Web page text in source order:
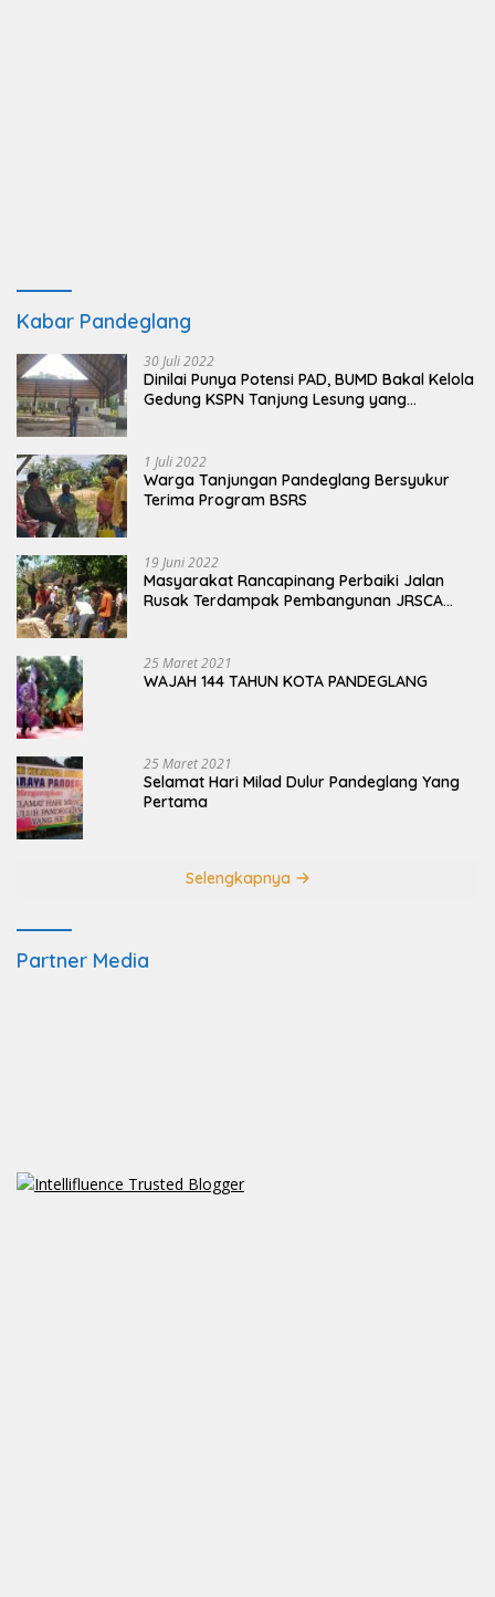
Kabar Pandeglang
30 Juli 2022
Dinilai Punya Potensi PAD, BUMD Bakal Kelola
Gedung KSPN Tanjung Lesung yang
1 Juli 2022
Warga Tanjungan Pandeglang Bersyukur
Terima Program BSRS
19 Juni 2022
Masyarakat Rancapinang Perbaiki Jalan
Rusak Terdampak Pembangunan JRSCA
25 Maret 2021
WAJAH 144 TAHUN KOTA PANDEGLANG
25 Maret 2021
Selamat Hari Milad Dulur Pandeglang Yang
Pertama
Selengkapnya
Partner Media